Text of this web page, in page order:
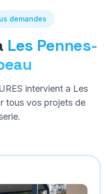
demandes
Les Pennes-
intervient a Les
tous vos projets de